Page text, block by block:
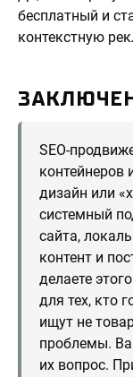
бесплатный и
контекстную
SEO-
контейнеров
дизайн или
системный
сайта,
контент и
делаете
для тех, кто
ищут не
проблемы.
их вопрос.